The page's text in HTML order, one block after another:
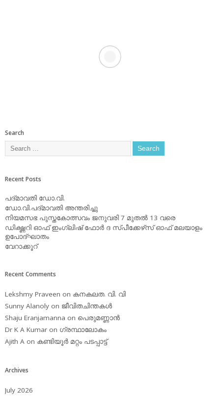
Search
Recent Posts
പദ്മാവതി ഡോ.വി.
ഡോ.വി.പദ്മാവതി അന്തരിച്ചു
നിയമസഭ പുസ്തകോത്സവം ജനുവരി 7 മുതല്‍ 13 വരെ
ഡിക്ഷ്ണറി ഓഫ് ഇംഗ്ലിഷ് ഫോര്‍ ദ സ്പീക്കേഴ്‌സ് ഓഫ് മലയാളം
ഉപോദ്ഘാതം
വേറാക്കൂറ്
Recent Comments
Lekshmy Praveen on കനകലത. വി. വി
Sunny Alanoly on ജീവിതചിന്തകള്‍
Shaju Eranjamanna on പെരുമണ്ണാന്‍
Dr K A Kumar on ഗ്രന്ഥാലോകം
Ajith A on കണ്ടിയൂര്‍ മറ്റം പടപ്പാട്ട്‌
Archives
July 2026